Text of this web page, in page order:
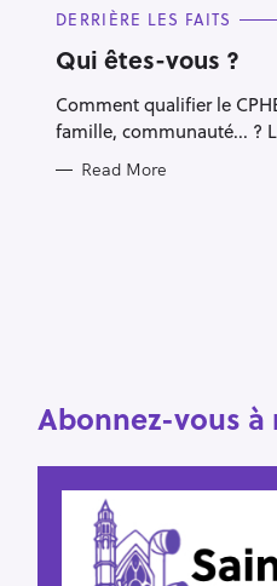
C
T
E
O
R
I
S
DERRIÈRE LES FAITS
Qui êtes-vous ?
Comment qualifier le
famille, communauté... ?
Read More
Abonnez-vous à